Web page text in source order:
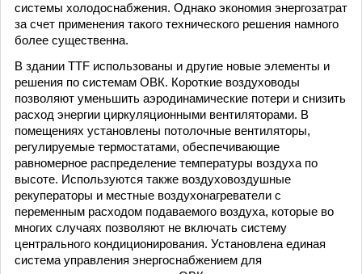
системы холодоснабжения. Однако экономия энергозатрат
за счет применения такого технического решения намного
более существенна.
В здании TTF использованы и другие новые элементы и
решения по системам ОВК. Короткие воздуховоды
позволяют уменьшить аэродинамические потери и снизить
расход энергии циркуляционными вентиляторами. В
помещениях установлены потолочные вентиляторы,
регулируемые термостатами, обеспечивающие
равномерное распределение температуры воздуха по
высоте. Используются также воздуховоздушные
рекуператоры и местные воздухонагреватели с
переменным расходом подаваемого воздуха, которые во
многих случаях позволяют не включать систему
центрального кондиционирования. Установлена единая
система управления энергоснабжением для